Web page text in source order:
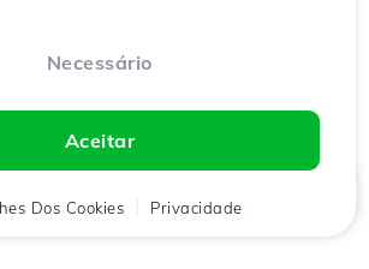
Necessário
Aceitar
Dos Cookies Privacidade
Carrinho Chat